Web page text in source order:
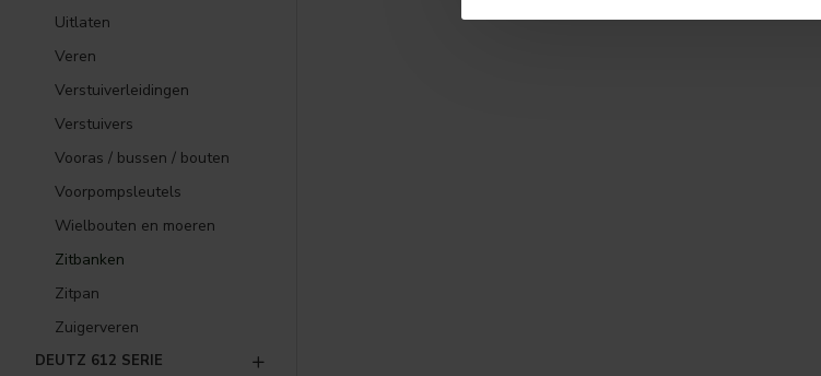
Uitlaten
Veren
Verstuiverleidingen
Verstuivers
Vooras / bussen / bouten
Voorpompsleutels
Wielbouten en moeren
Zitbanken
Zitpan
Zuigerveren
DEUTZ 612 SERIE